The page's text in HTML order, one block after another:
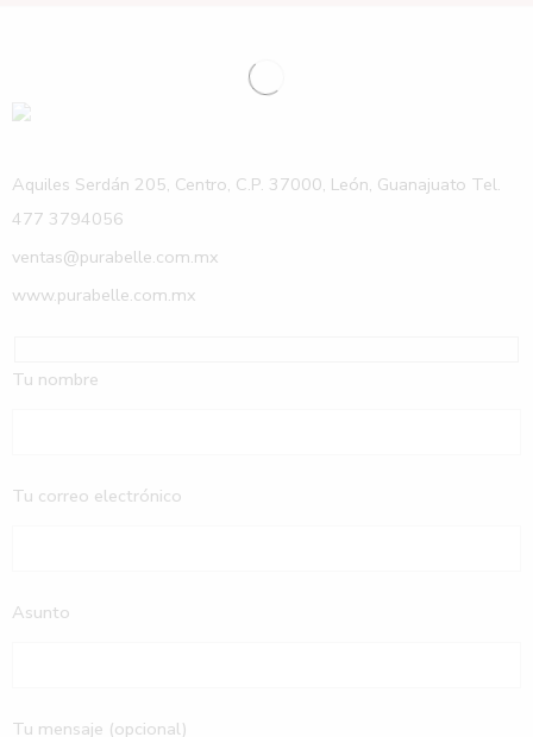
Aquiles Serdán 205, Centro, C.P. 37000, León, Guanajuato Tel.
477 3794056
ventas@purabelle.com.mx
www.purabelle.com.mx
Tu nombre
Tu correo electrónico
Asunto
Tu mensaje (opcional)